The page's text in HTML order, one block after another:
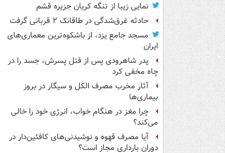
نمایی زیبا از تنگه کریان جزیره قشم
حادثه غرق‌شدگی در طاقانک ۲ قربانی گرفت
مسجد جامع یزد، از باشکوه‌ترین معماری‌های
ایران
پدر شاهرودی پس از قتل پسرش، جسد را در
چاه مخفی کرد
آثار مخرب مصرف الکل و سیگار در بروز
بیماری‌ها
چرا مغز در هنگام خواب، انرژی خود را خالی
می‌کند؟
آیا مصرف قهوه و نوشیدنی‌های کافئین‌دار در
دوران بارداری مجاز است؟